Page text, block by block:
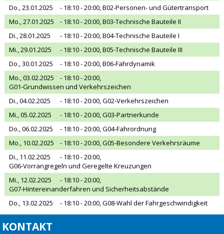
Do., 23.01.2025
- 18:10 - 20:00,B02-Personen- und Gütertransport
Mo., 27.01.2025
- 18:10 - 20:00,B03-Technische Bauteile II
Di., 28.01.2025
- 18:10 - 20:00,B04-Technische Bauteile I
Mi., 29.01.2025
- 18:10 - 20:00,B05-Technische Bauteile III
Do., 30.01.2025
- 18:10 - 20:00,B06-Fahrdynamik
Mo., 03.02.2025
- 18:10 - 20:00,
G01-Grundwissen und Verkehrszeichen
Di., 04.02.2025
- 18:10 - 20:00,G02-Verkehrszeichen
Mi., 05.02.2025
- 18:10 - 20:00,G03-Partnerkunde
Do., 06.02.2025
- 18:10 - 20:00,G04-Fahrordnung
Mo., 10.02.2025
- 18:10 - 20:00,G05-Besondere Verkehrsräume
Di., 11.02.2025
- 18:10 - 20:00,
G06-Vorrangregeln und Geregelte Kreuzungen
Mi., 12.02.2025
- 18:10 - 20:00,
G07-Hintereinanderfahren und Sicherheitsabstände
Do., 13.02.2025
- 18:10 - 20:00,G08-Wahl der Fahrgeschwindigkeit
KONTAKT